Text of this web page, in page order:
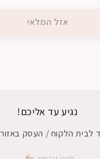
אזל המלאי
נגיע עד אליכם!
לבית הלקוח / העסק